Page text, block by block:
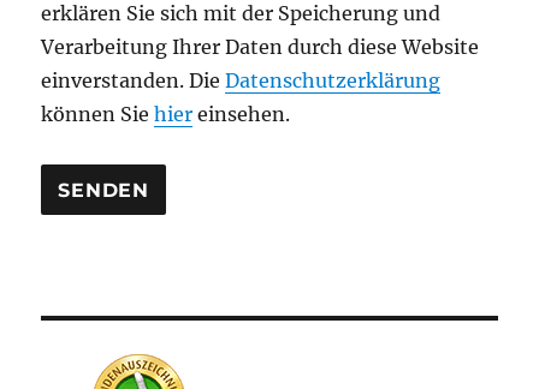
e
e
r
erklären Sie sich mit der Speicherung und
Verarbeitung Ihrer Daten durch diese Website
einverstanden. DieDatenschutzerklärung
können Siehier einsehen.